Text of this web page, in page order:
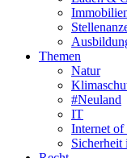
Themen
Natur
#Neuland
IT
Internet of
Sicherheit